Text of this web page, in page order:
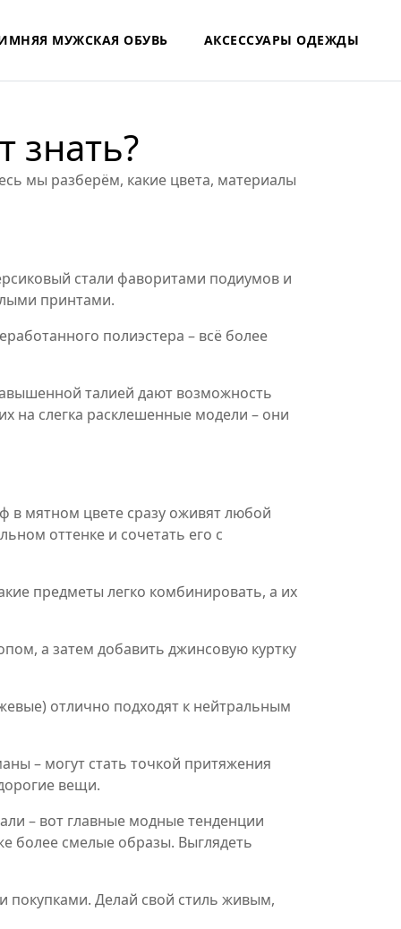
МУЖСКАЯ ОБУВЬ АКСЕССУАРЫ ОДЕЖДЫ
знать?
мы разберём, какие цвета, материалы
стали фаворитами подиумов и
принтами.
полиэстера – всё более
талией дают возможность
на слегка расклешенные модели – они
в мятном цвете сразу оживят любой
оттенке и сочетать его с
предметы легко комбинировать, а их
а затем добавить джинсовую куртку
отлично подходят к нейтральным
– могут стать точкой притяжения
вещи.
– вот главные модные тенденции
более смелые образы. Выглядеть
покупками. Делай свой стиль живым,